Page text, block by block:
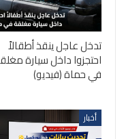
تدخل عاجل ينقذ أطقالاً
احتجزوا داخل سيارة
في حماة (فيديو)
أخبار